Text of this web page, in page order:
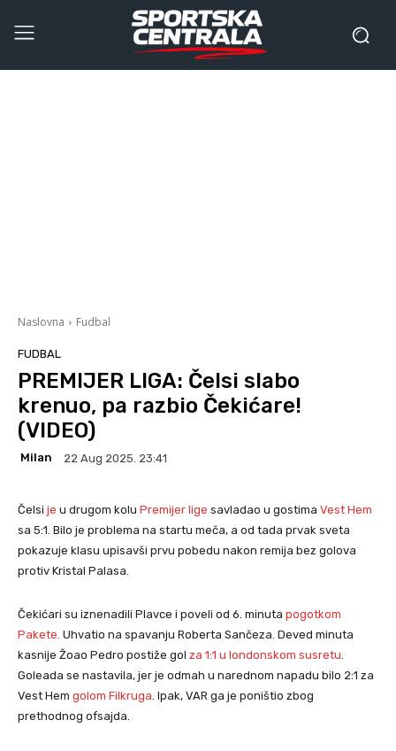
Naslovna Fudbal
FUDBAL
PREMIJER LIGA: Čelsi slabo
krenuo, pa razbio Čekićare!
(VIDEO)
Milan 22 Aug 2025. 23:41
Čelsi je u drugom kolu Premijer lige savladao u gostima Vest Hem
sa 5:1. Bilo je problema na startu meča, a od tada prvak sveta
pokazuje klasu upisavši prvu pobedu nakon remija bez golova
protiv Kristal Palasa.
Čekićari su iznenadili Plavce i poveli od 6. minuta pogotkom
Pakete. Uhvatio na spavanju Roberta Sančeza. Deved minuta
kasnije Žoao Pedro postiže gol za 1:1 u londonskom susretu
Goleada se nastavila, jer je odmah u narednom napadu bilo 2:1 za
Vest Hem golom Filkruga . Ipak, VAR ga je poništio zbog
prethodnog ofsajda.